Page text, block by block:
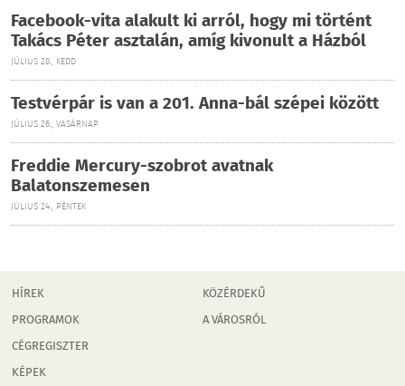
Facebook-vita alakult ki arról, hogy mi történt
Takács Péter asztalán, amíg kivonult a Házból
JÚLIUS 28., KEDD
Testvérpár is van a 201. Anna-bál szépei között
JÚLIUS 26., VASÁRNAP
Freddie Mercury-szobrot avatnak
Balatonszemesen
JÚLIUS 24., PÉNTEK
HÍREK
PROGRAMOK
CÉGREGISZTER
KÉPEK
KÖZÉRDEKŰ
A VÁROSRÓL